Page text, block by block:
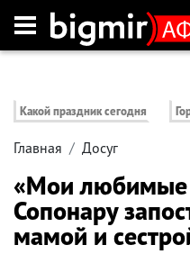
Какой праздник сегодня
Главная Досуг
«Мои
Сопонару
мамой и